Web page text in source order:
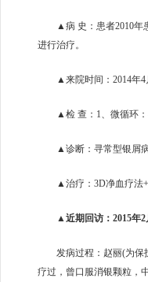
▲病 史：患者2010年患
进行治疗。
▲来院时间：2014年4
▲检 查：1、微循环：
▲诊断：寻常型银屑
▲治疗：3D净血疗法
▲近期回访：2015年2
发病过程：赵丽(为保护
疗过，曾口服消银颗粒，